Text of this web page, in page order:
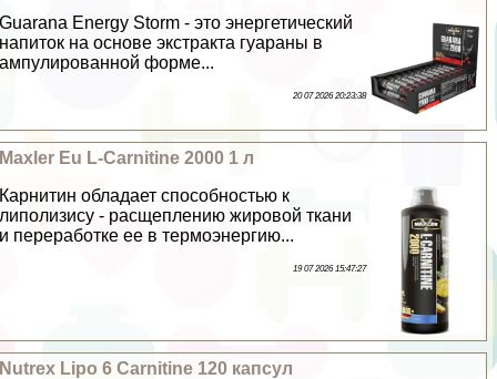
Guarana Energy Storm - это энергетический
напиток на основе экстpaкта гуараны в
ампулированной форме...
20 07 2026 20:23:38
Maxler Eu L-Carnitine 2000 1 л
Карнитин обладает способностью к
липолизису - расщеплению жировой ткани
и переработке ее в термоэнергию...
19 07 2026 15:47:27
Nutrex Lipo 6 Carnitine 120 капсул